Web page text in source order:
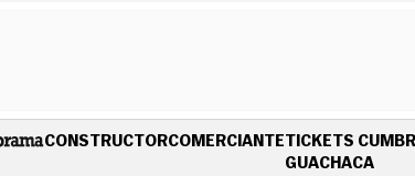
CONSTRUCTORCOMERCIANTETICKETS
GUACHACA